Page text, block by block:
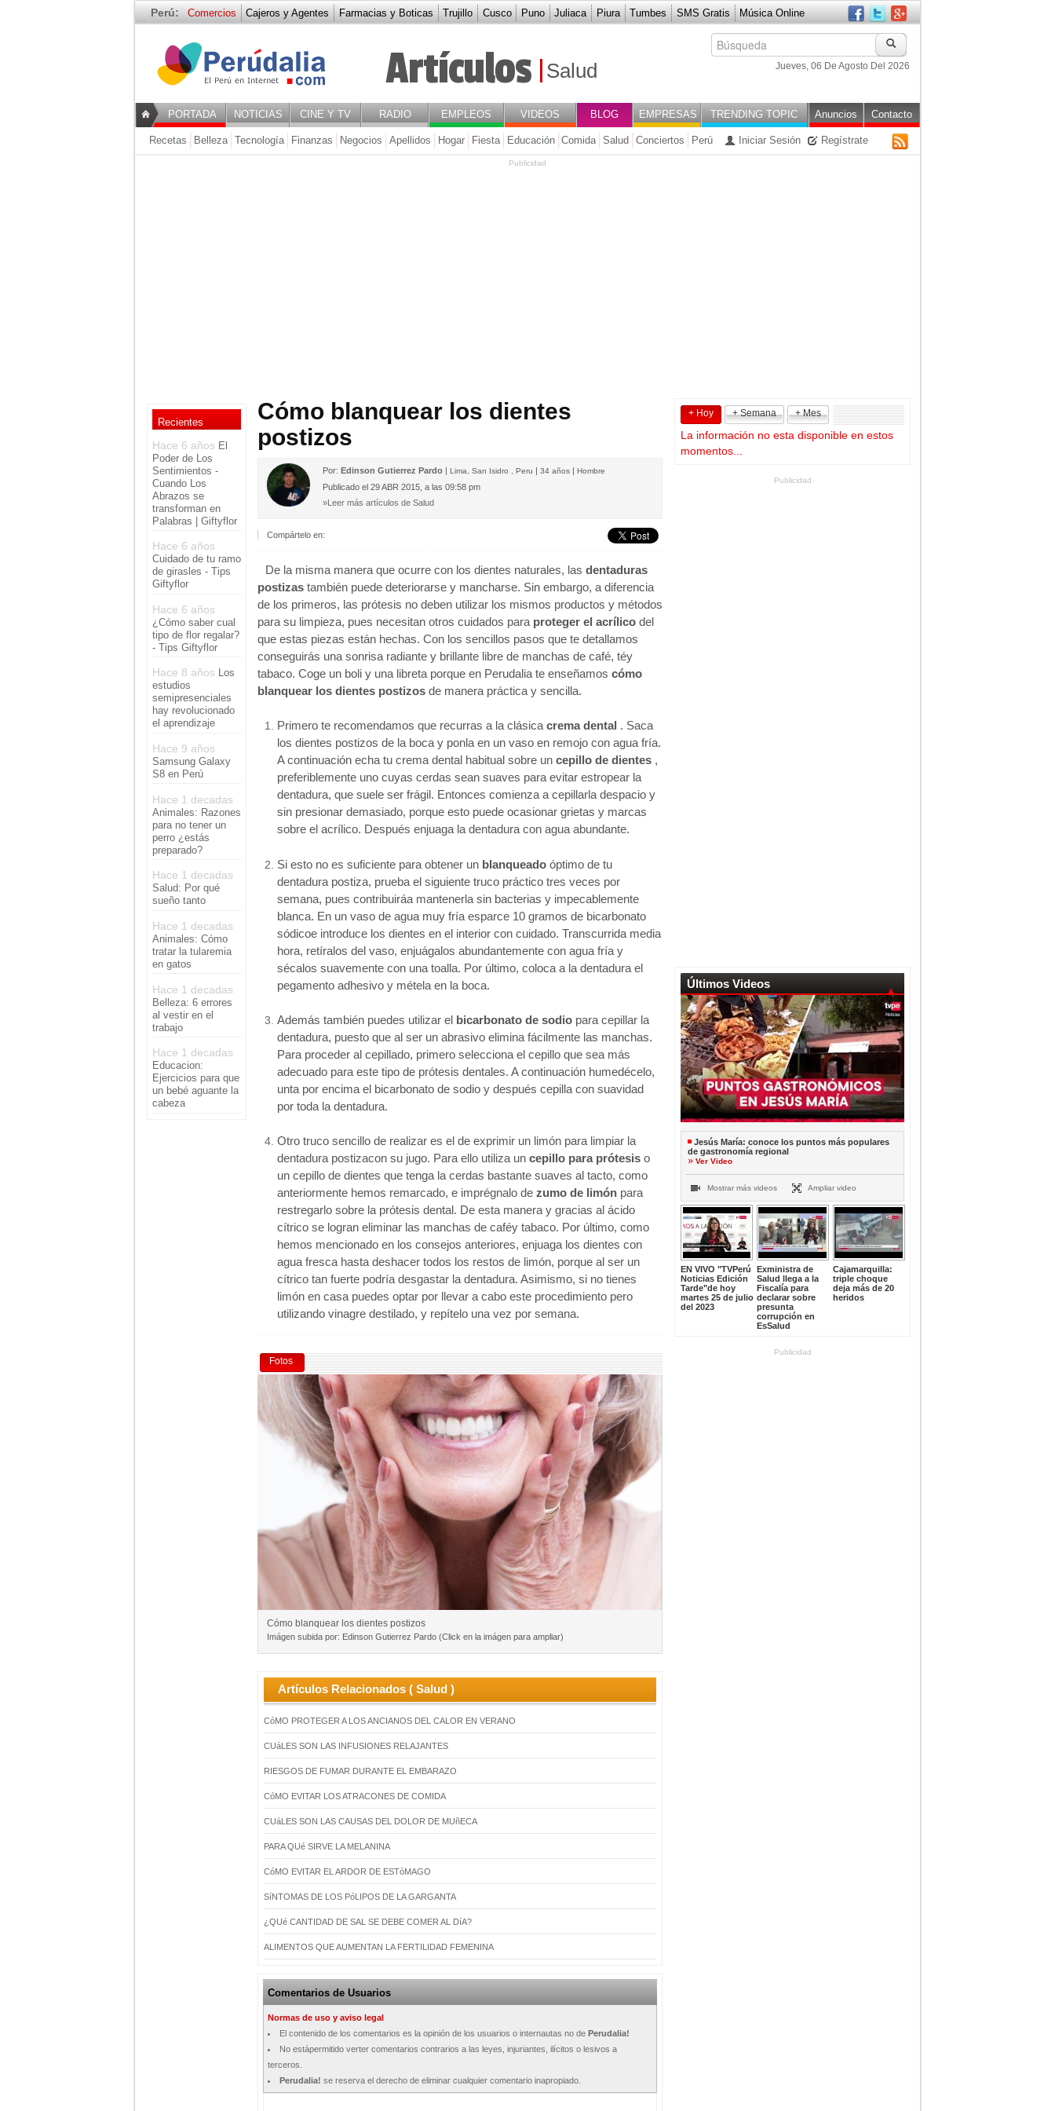
Perú: Comercios Cajeros y Agentes Farmacias y Boticas Trujillo Cusco Puno Juliaca Piura Tumbes SMS Gratis Música Online
Salud Artículos Salud Jueves, 06 De Agosto Del 2026
PORTADA NOTICIAS CINE Y TV RADIO EMPLEOS VIDEOS BLOG EMPRESAS TRENDING TOPIC Contacto
Anuncios
Recetas Belleza Tecnología Finanzas Negocios Apellidos Hogar Fiesta Educación Comida Salud Conciertos Perú Iniciar Sesión Regístrate
Publicidad
Recientes
Hace 6 años El
Poder de Los
Sentimientos -
Cuando Los
Abrazos se
transforman en
Palabras | Giftyflor
Hace 6 años
Cuidado de tu ramo
de girasles - Tips
Giftyflor
Hace 6 años
¿Cómo saber cual
tipo de flor regalar?
- Tips Giftyflor
Hace 8 años Los
estudios
semipresenciales
hay revolucionado
el aprendizaje
Hace 9 años
Samsung Galaxy
S8 en Perú
Hace 1 decadas
Animales: Razones
para no tener un
perro ¿estás
preparado?
Hace 1 decadas
Salud: Por qué
sueño tanto
Hace 1 decadas
Animales: Cómo
tratar la tularemia
en gatos
Hace 1 decadas
Belleza: 6 errores
al vestir en el
trabajo
Hace 1 decadas
Educacion:
Ejercicios para que
un bebé aguante la
cabeza
Cómo blanquear los dientes
postizos
Por:Edinson Gutierrez Pardo |Lima, San Isidro , Peru |34 años |Hombre
Publicado el29 ABR 2015, a las 09:58 pm
»Leer más artículos de Salud
Compártelo en:
De la misma manera que ocurre con los dientes naturales, las dentaduras
postizas también puede deteriorarse y mancharse. Sin embargo, a diferencia
de los primeros, las prótesis no deben utilizar los mismos productos y métodos
para su limpieza, pues necesitan otros cuidados para proteger el acrílico del
que estas piezas están hechas. Con los sencillos pasos que te detallamos
conseguirás una sonrisa radiante y brillante libre de manchas de café, téy
tabaco. Coge un boli y una libreta porque en Perudalia te enseñamos cómo
blanquear los dientes postizos de manera práctica y sencilla.
Primero te recomendamos que recurras a la clásica crema dental . Saca
los dientes postizos de la boca y ponla en un vaso en remojo con agua fría.
A continuación echa tu crema dental habitual sobre un cepillo de dientes ,
preferiblemente uno cuyas cerdas sean suaves para evitar estropear la
dentadura, que suele ser frágil. Entonces comienza a cepillarla despacio y
sin presionar demasiado, porque esto puede ocasionar grietas y marcas
sobre el acrílico. Después enjuaga la dentadura con agua abundante.
Si esto no es suficiente para obtener un blanqueado óptimo de tu
dentadura postiza, prueba el siguiente truco práctico tres veces por
semana, pues contribuiráa mantenerla sin bacterias y impecablemente
blanca. En un vaso de agua muy fría esparce 10 gramos de bicarbonato
sódicoe introduce los dientes en el interior con cuidado. Transcurrida media
hora, retíralos del vaso, enjuágalos abundantemente con agua fría y
sécalos suavemente con una toalla. Por último, coloca a la dentadura el
pegamento adhesivo y métela en la boca.
Además también puedes utilizar el bicarbonato de sodio para cepillar la
dentadura, puesto que al ser un abrasivo elimina fácilmente las manchas.
Para proceder al cepillado, primero selecciona el cepillo que sea más
adecuado para este tipo de prótesis dentales. A continuación humedécelo,
unta por encima el bicarbonato de sodio y después cepilla con suavidad
por toda la dentadura.
Otro truco sencillo de realizar es el de exprimir un limón para limpiar la
dentadura postizacon su jugo. Para ello utiliza un cepillo para prótesis o
un cepillo de dientes que tenga la cerdas bastante suaves al tacto, como
anteriormente hemos remarcado, e imprégnalo de zumo de limón para
restregarlo sobre la prótesis dental. De esta manera y gracias al ácido
cítrico se logran eliminar las manchas de caféy tabaco. Por último, como
hemos mencionado en los consejos anteriores, enjuaga los dientes con
agua fresca hasta deshacer todos los restos de limón, porque al ser un
cítrico tan fuerte podría desgastar la dentadura. Asimismo, si no tienes
limón en casa puedes optar por llevar a cabo este procedimiento pero
utilizando vinagre destilado, y repítelo una vez por semana.
Fotos
Cómo blanquear los dientes postizos
Imágen subida por: Edinson Gutierrez Pardo (Click en la imágen para ampliar)
Artículos Relacionados ( Salud )
CóMO PROTEGER A LOS ANCIANOS DEL CALOR EN VERANO
CUáLES SON LAS INFUSIONES RELAJANTES
RIESGOS DE FUMAR DURANTE EL EMBARAZO
CóMO EVITAR LOS ATRACONES DE COMIDA
CUáLES SON LAS CAUSAS DEL DOLOR DE MUñECA
PARA QUé SIRVE LA MELANINA
CóMO EVITAR EL ARDOR DE ESTóMAGO
SíNTOMAS DE LOS PóLIPOS DE LA GARGANTA
¿QUé CANTIDAD DE SAL SE DEBE COMER AL DíA?
ALIMENTOS QUE AUMENTAN LA FERTILIDAD FEMENINA
Comentarios de Usuarios
Normas de uso y aviso legal
El contenido de los comentarios es la opinión de los usuarios o internautas no dePerudalia!
No estápermitido verter comentarios contrarios a las leyes, injuriantes, ilícitos o lesivos a
terceros.
Perudalia! se reserva el derecho de eliminar cualquier comentario inapropiado.
+ Hoy + Semana + Mes
La información no esta disponible en estos
momentos...
Publicidad
Últimos Videos
Jesús María: conoce los puntos más populares
de gastronomía regional
Ver Video
Mostrar más videos Ampliar video
EN VIVO "TVPerú
Noticias Edición
Tarde"de hoy
martes 25 de julio
del 2023
Exministra de
Salud llega a la
Fiscalía para
declarar sobre
presunta
corrupción en
EsSalud
Cajamarquilla:
triple choque
deja más de 20
heridos
Publicidad